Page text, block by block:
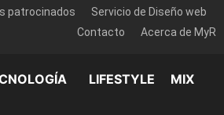
patrocinados
Servicio de Diseño web
Contacto
Acerca de MyR
LIFESTYLE MIX